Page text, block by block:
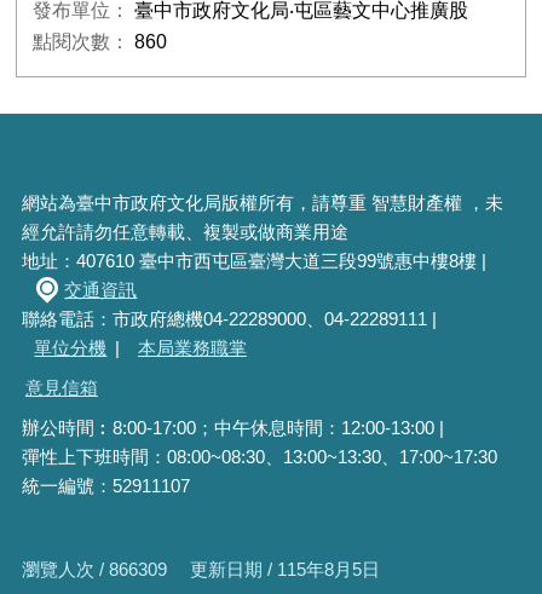
發布單位：臺中市政府文化局‧屯區藝文中心推廣股
點閱次數：860
網站為臺中市政府文化局版權所有，請尊重 智慧財產權 ，未
經允許請勿任意轉載、複製或做商業用途
地址：407610 臺中市西屯區臺灣大道三段99號惠中樓8樓 |
交通資訊
聯絡電話：市政府總機04-22289000、04-22289111 |
單位分機 |
本局業務職掌
意見信箱
辦公時間︰8:00-17:00；中午休息時間：12:00-13:00 |
彈性上下班時間：08:00~08:30、13:00~13:30、17:00~17:30
統一編號：52911107
瀏覽人次 / 866309 更新日期 / 115年8月5日